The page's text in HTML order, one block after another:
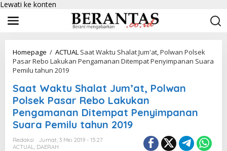
Lewati ke konten
Homepage / ACTUAL Saat Waktu Shalat Jum'at, Polwan Polsek
Pasar Rebo Lakukan Pengamanan Ditempat Penyimpanan Suara
Pemilu tahun 2019
Saat Waktu Shalat Jum’at, Polwan
Polsek Pasar Rebo Lakukan
Pengamanan Ditempat Penyimpanan
Suara Pemilu tahun 2019
Redaksi
Jumat, 3 Mei 2019 - 15:27
ACTUAL, DAERAH